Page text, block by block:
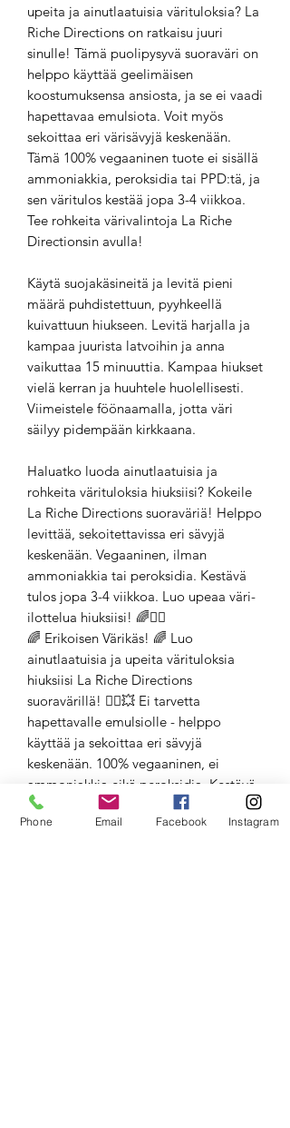
upeita ja ainutlaatuisia värituloksia? La
Riche Directions on ratkaisu juuri
sinulle! Tämä puolipysyvä suoraväri on
helppo käyttää geelimäisen
koostumuksensa ansiosta, ja se ei vaadi
hapettavaa emulsiota. Voit myös
sekoittaa eri värisävyjä keskenään.
Tämä 100% vegaaninen tuote ei sisällä
ammoniakkia, peroksidia tai PPD:tä, ja
sen väritulos kestää jopa 3-4 viikkoa.
Tee rohkeita värivalintoja La Riche
Directionsin avulla!
Käytä suojakäsineitä ja levitä pieni
määrä puhdistettuun, pyyhkeellä
kuivattuun hiukseen. Levitä harjalla ja
kampaa juurista latvoihin ja anna
vaikuttaa 15 minuuttia. Kampaa hiukset
vielä kerran ja huuhtele huolellisesti.
Viimeistele föönaamalla, jotta väri
säilyy pidempään kirkkaana.
Haluatko luoda ainutlaatuisia ja
rohkeita värituloksia hiuksiisi? Kokeile
La Riche Directions suoraväriä! Helppo
levittää, sekoitettavissa eri sävyjä
keskenään. Vegaaninen, ilman
ammoniakkia tai peroksidia. Kestävä
tulos jopa 3-4 viikkoa. Luo upeaa väri-
ilottelua hiuksiisi! 🌈💁‍♀️
🌈 Erikoisen Värikäs! 🌈 Luo
ainutlaatuisia ja upeita värituloksia
hiuksiisi La Riche Directions
suoravärillä! 💁‍♀️💥 Ei tarvetta
hapettavalle emulsiolle - helppo
käyttää ja sekoittaa eri sävyjä
keskenään. 100% vegaaninen, ei
ammoniakkia eikä peroksidia. Kestävä
tulos jopa 3-4 viikkoa. Valitse rohkeasti,
erota massasta! ✨🎨
Phone Email Facebook Instagram